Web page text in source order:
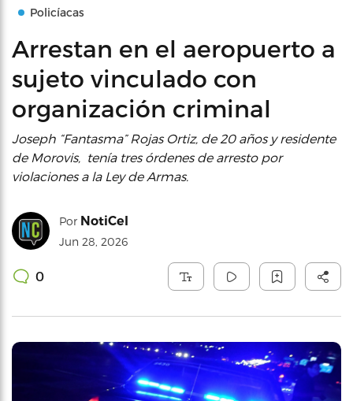
Policíacas
Arrestan en el aeropuerto a
sujeto vinculado con
organización criminal
Joseph “Fantasma” Rojas Ortiz, de 20 años y residente
de Morovis, tenía tres órdenes de arresto por
violaciones a la Ley de Armas.
Por NotiCel
Jun 28, 2026
0